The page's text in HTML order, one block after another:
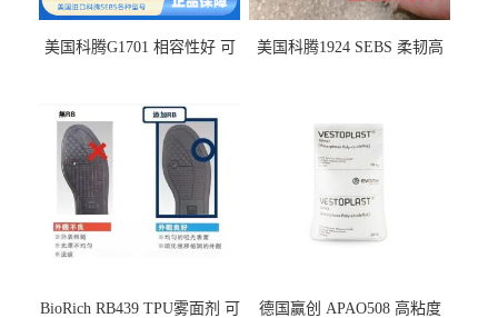
美国科腾G1701 相容性好 可
美国科腾1924 SEBS 柔韧高
BioRich RB439 TPU雾面剂 可
德国赢创 APAO508 高粘度